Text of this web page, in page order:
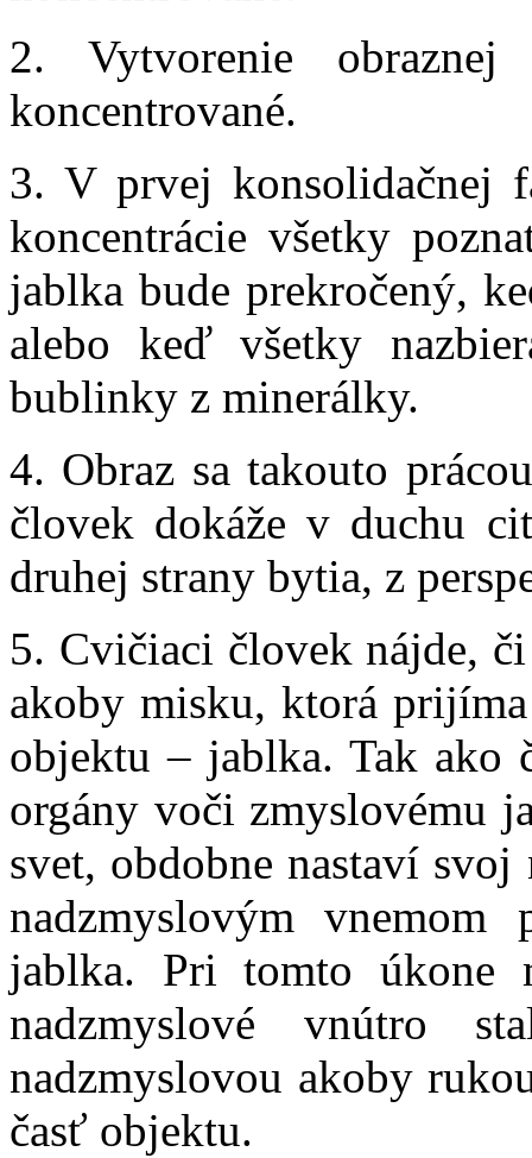
2. Vytvorenie
koncentrované.
3. V prvej konsolidačnej
koncentrácie všetky
jablka bude prekročený,
alebo keď všetky
bublinky z minerálky.
4. Obraz sa takouto
človek dokáže v duchu
druhej strany bytia, z
5. Cvičiaci človek nájde,
akoby misku, ktorá
objektu – jablka. Tak ako
orgány voči zmyslovému
svet, obdobne nastaví
nadzmyslovým vnemom
jablka. Pri tomto úkone
nadzmyslové vnútro
nadzmyslovou akoby
časť objektu.